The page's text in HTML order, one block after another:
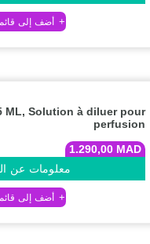
ML, Solution à diluer pour
perfusion
1.290,00 MAD
معلومات عن